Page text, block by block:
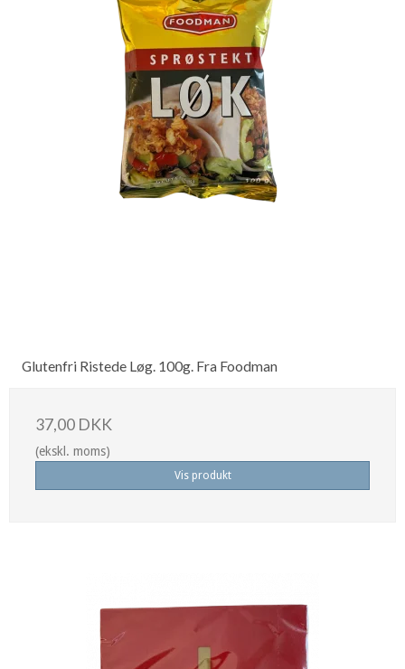
Glutenfri Ristede Løg. 100g. Fra Foodman
37,00 DKK
(ekskl. moms)
Vis produkt